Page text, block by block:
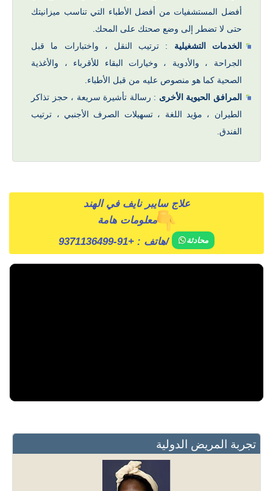
أفضل المستشفيات من أفضل الأطباء التي تناسب ميزانيتك
حتى لا تضطر إلى وضع صحتك على المحك.
الخدمات التشغيلية : ترتيب النقل ، واختبارات ما قبل
الجراحة ، والأدوية ، وخيارات البقاء للأقرباء ، والأغذية
الصحية كما هو منصوص عليه من قبل الأطباء.
المرافق الحيوية الأخرى : رسالة تأشيرة سريعة ، حجز تذاكر
الطيران ، مؤيد اللغة ، تسهيلات الصرف الأجنبي ، ترتيب
الفندق.
علاج سايبر نايف في الهند
معلومات هامة
هاتف : +91-9371136499 / محادثة
تجربة المريض الدولية